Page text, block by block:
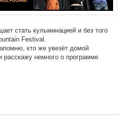
стать кульминацией и без того
Festival.
кто же увезёт домой
расскажу немного о программе